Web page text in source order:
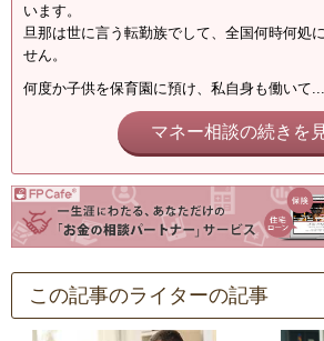
います。
旦那は世に言う転勤族でして、全国何時何処
せん。
何度か子供を保育園に預け、私自身も働いて...
マネー相談の続きを
この記事のライターの記事